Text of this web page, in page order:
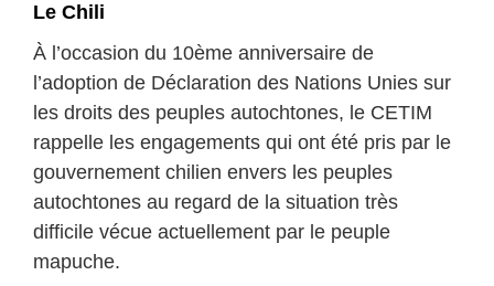
Le Chili
À l’occasion du 10ème anniversaire de
l’adoption de Déclaration des Nations Unies sur
les droits des peuples autochtones, le CETIM
rappelle les engagements qui ont été pris par le
gouvernement chilien envers les peuples
autochtones au regard de la situation très
difficile vécue actuellement par le peuple
mapuche.